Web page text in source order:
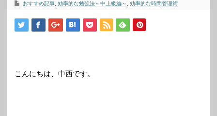
おすすめ記事 効率的な勉強法～中上級編～ 効率的な時間管理術
こんにちは、中西です。